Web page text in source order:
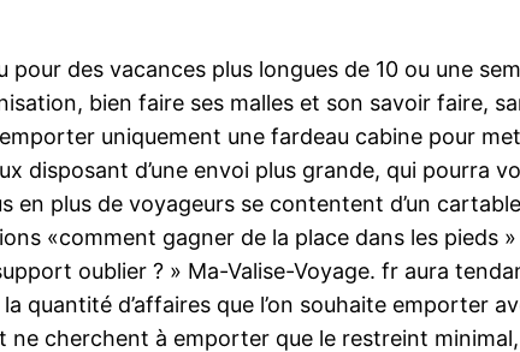
des vacances plus longues de 10 ou une
bien faire ses malles et son savoir faire,
uniquement une fardeau cabine pour
disposant d’une envoi plus grande, qui pourra
en plus de voyageurs se contentent d’un
«comment gagner de la place dans les pieds
oublier ? » Ma-Valise-Voyage. fr aura
quantité d’affaires que l’on souhaite emporter
cherchent à emporter que le restreint